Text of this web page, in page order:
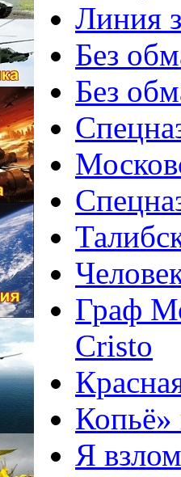
Линия
Без
Без
Граф
Cristo
Копьё»
Я